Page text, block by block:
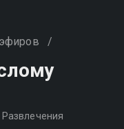
/
Развлечения